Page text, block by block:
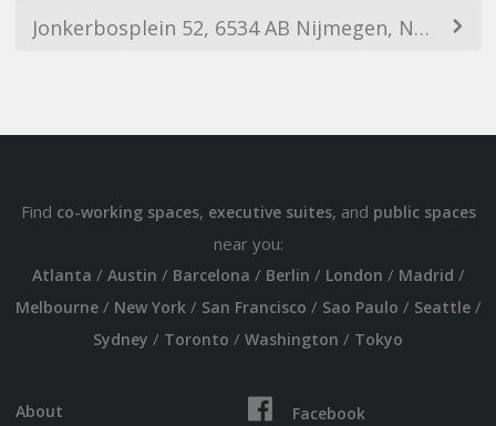
Jonkerbosplein 52, 6534 AB Nijmegen, Netherlands
Find co-working spaces, executive suites, and public spaces
near you:
Atlanta / Austin / Barcelona / Berlin / London / Madrid /
Melbourne/ New York/ San Francisco / Sao Paulo / Seattle/
Sydney / Toronto / Washington / Tokyo
About
Facebook